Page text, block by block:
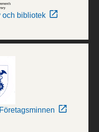
och bibliotek